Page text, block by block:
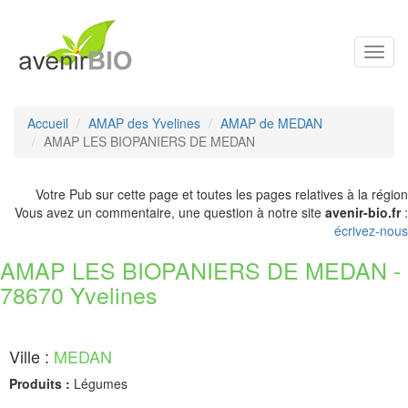
Accueil AMAP des Yvelines
AMAP de MEDAN
AMAP LES BIOPANIERS DE MEDAN
Votre Pub sur cette page et toutes les pages relatives à la région
Vous avez un commentaire, une question à notre site avenir-bio.fr:
écrivez-nous
AMAP LES BIOPANIERS DE MEDAN -
78670 Yvelines
Ville : MEDAN
Produits : Légumes